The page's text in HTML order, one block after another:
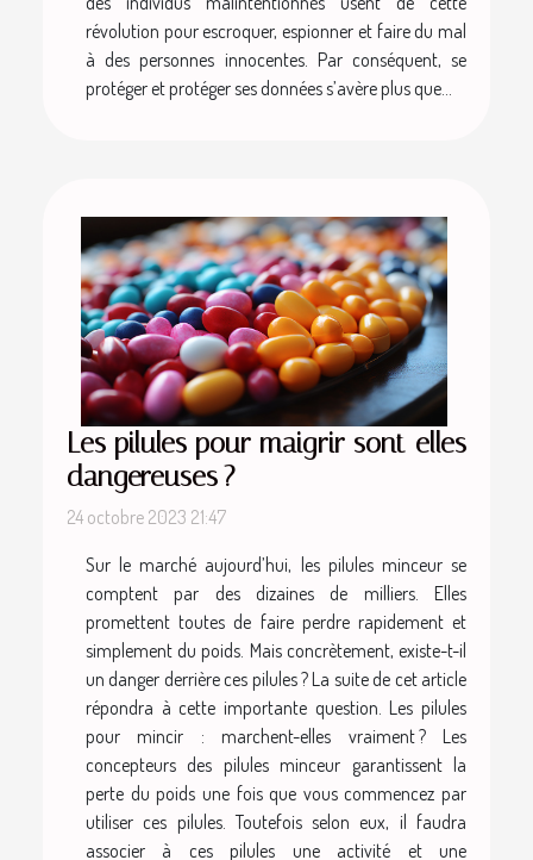
révolution pour escroquer, espionner et faire du mal
à des personnes innocentes. Par conséquent, se
protéger et protéger ses données s’avère plus que...
Les pilules pour maigrir sont-elles
dangereuses ?
24 octobre 2023 21:47
Sur le marché aujourd’hui, les pilules minceur se
comptent par des dizaines de milliers. Elles
promettent toutes de faire perdre rapidement et
simplement du poids. Mais concrètement, existe-t-il
un danger derrière ces pilules ? La suite de cet article
répondra à cette importante question. Les pilules
pour mincir : marchent-elles vraiment ? Les
concepteurs des pilules minceur garantissent la
perte du poids une fois que vous commencez par
utiliser ces pilules. Toutefois selon eux, il faudra
associer à ces pilules une activité et une